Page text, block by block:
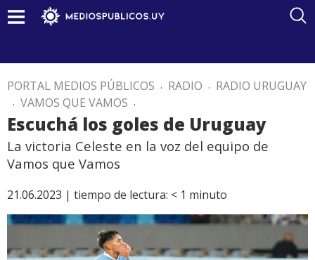
PORTAL MEDIOS PÚBLICOS . RADIO . RADIO URUGUAY
. VAMOS QUE VAMOS .
Escuchá los goles de Uruguay
La victoria Celeste en la voz del equipo de
Vamos que Vamos
21.06.2023 | tiempo de lectura: < 1 minuto